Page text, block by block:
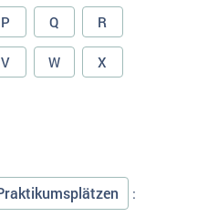
P Q R
V W X
: